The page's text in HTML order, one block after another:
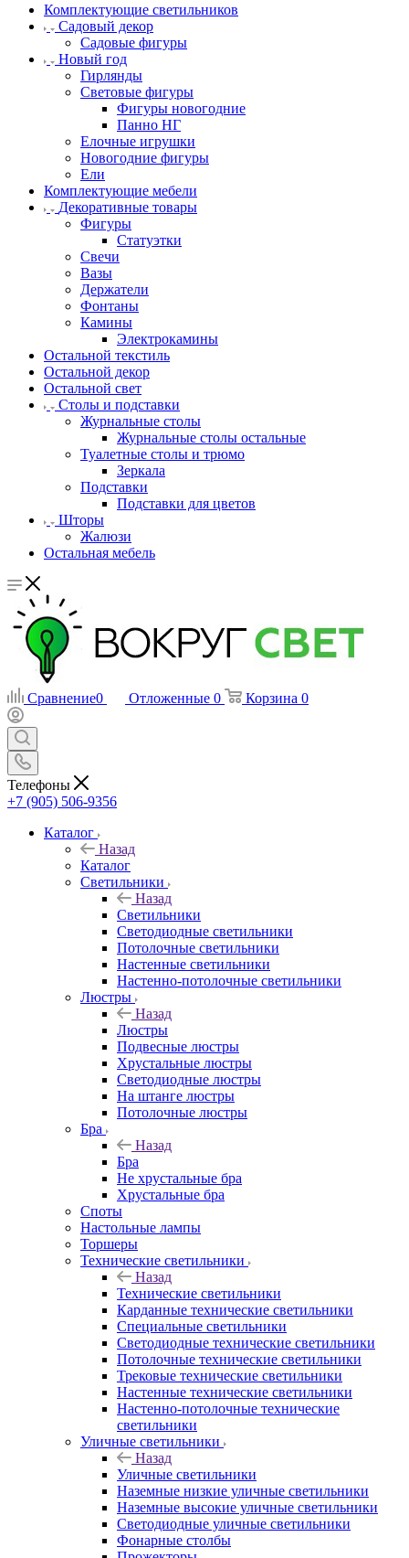
Комплектующие светильников
Садовый декор
Садовые фигуры
Новый год
Гирлянды
Световые фигуры
Фигуры новогодние
Панно НГ
Елочные игрушки
Новогодние фигуры
Ели
Комплектующие мебели
Декоративные товары
Фигуры
Статуэтки
Свечи
Вазы
Держатели
Фонтаны
Камины
Электрокамины
Остальной текстиль
Остальной декор
Остальной свет
Столы и подставки
Журнальные столы
Журнальные столы остальные
Туалетные столы и трюмо
Зеркала
Подставки
Подставки для цветов
Шторы
Жалюзи
Остальная мебель
Сравнение0 Отложенные 0 Корзина 0
Телефоны
+7 (905) 506-9356
Каталог
Назад
Каталог
Светильники
Назад
Светильники
Светодиодные светильники
Потолочные светильники
Настенные светильники
Настенно-потолочные светильники
Люстры
Назад
Люстры
Подвесные люстры
Хрустальные люстры
Светодиодные люстры
На штанге люстры
Потолочные люстры
Бра
Назад
Бра
Не хрустальные бра
Хрустальные бра
Споты
Настольные лампы
Торшеры
Технические светильники
Назад
Технические светильники
Карданные технические светильники
Специальные светильники
Светодиодные технические светильники
Потолочные технические светильники
Трековые технические светильники
Настенные технические светильники
Настенно-потолочные технические
светильники
Уличные светильники
Назад
Уличные светильники
Наземные низкие уличные светильники
Наземные высокие уличные светильники
Светодиодные уличные светильники
Фонарные столбы